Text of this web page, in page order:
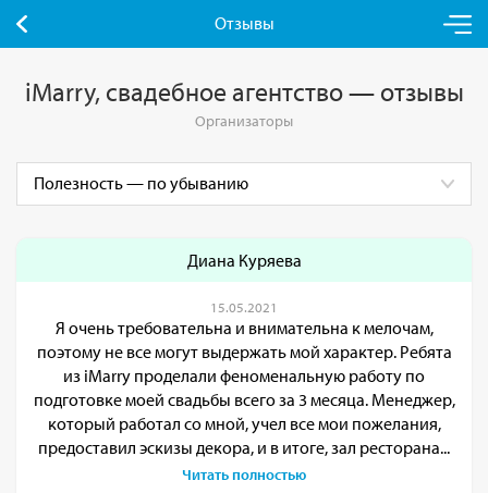
Отзывы
iMarry, свадебное агентство — отзывы
Организаторы
Диана Куряева
15.05.2021
Я очень требовательна и внимательна к мелочам,
поэтому не все могут выдержать мой характер. Ребята
из iMarry проделали феноменальную работу по
подготовке моей свадьбы всего за 3 месяца. Менеджер,
который работал со мной, учел все мои пожелания,
предоставил эскизы декора, и в итоге, зал ресторана...
Читать полностью